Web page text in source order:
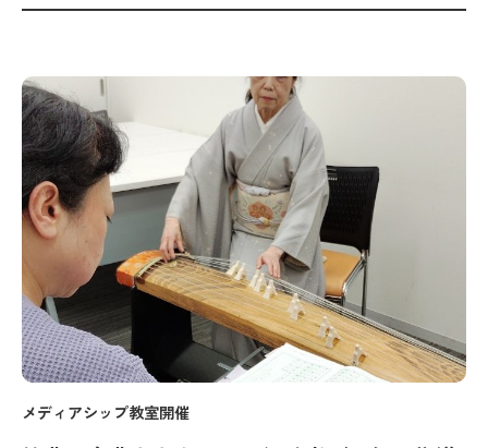
メディアシップ教室開催